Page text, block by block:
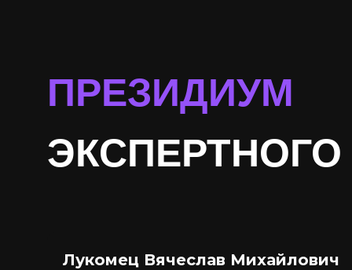
ПРЕЗИДИУМ
Лукомец Вячеслав Михайлович